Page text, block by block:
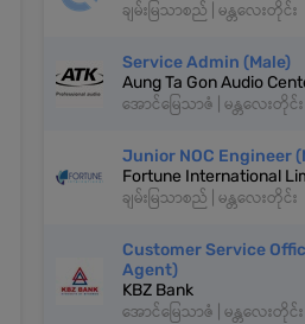
ချမ်းမြသာစည် | မန္တလေးတိုင်း
Service Admin (Male)
Aung Ta Gon Audio
အောင်မြေသာဇံ | မန္တလေးတိုင်း
Junior NOC Engineer
Fortune International
ချမ်းမြသာစည် | မန္တလေးတိုင်း
Customer Service
Agent)
KBZ Bank
အောင်မြေသာဇံ | မန္တလေးတိုင်း